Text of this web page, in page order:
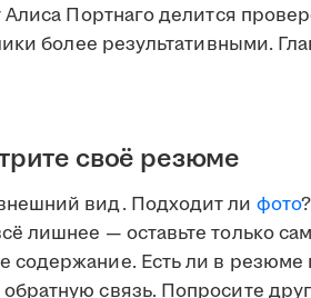
Портнаго делится
более результативными.
своё резюме
вид. Подходит ли фото
лишнее — оставьте только
содержание. Есть ли в
связь. Попросите